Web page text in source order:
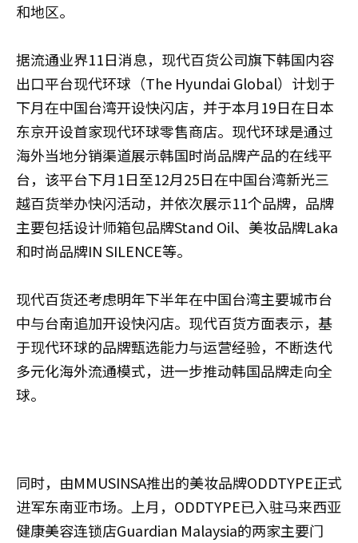
和地区。
据流通业界11日消息，现代百货公司旗下韩国内容
出口平台现代环球（The Hyundai Global）计划于
下月在中国台湾开设快闪店，并于本月19日在日本
东京开设首家现代环球零售商店。现代环球是通过
海外当地分销渠道展示韩国时尚品牌产品的在线平
台，该平台下月1日至12月25日在中国台湾新光三
越百货举办快闪活动，并依次展示11个品牌，品牌
主要包括设计师箱包品牌Stand Oil、美妆品牌Laka
和时尚品牌IN SILENCE等。
现代百货还考虑明年下半年在中国台湾主要城市台
中与台南追加开设快闪店。现代百货方面表示，基
于现代环球的品牌甄选能力与运营经验，不断迭代
多元化海外流通模式，进一步推动韩国品牌走向全
球。
同时，由MMUSINSA推出的美妆品牌ODDTYPE正式
进军东南亚市场。上月，ODDTYPE已入驻马来西亚
健康美容连锁店Guardian Malaysia的两家主要门